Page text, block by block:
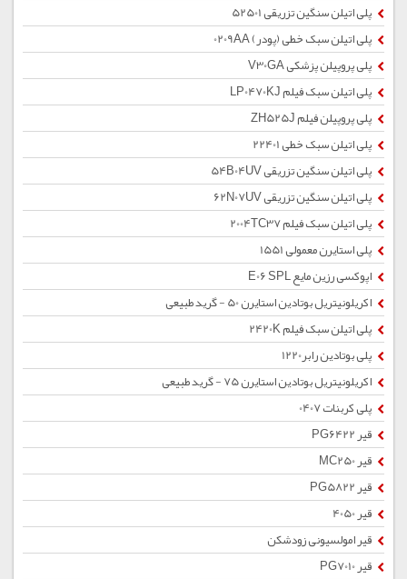
پلی اتیلن سنگین تزریقی 52501
پلی اتیلن سبک خطی (پودر) 0209AA
پلی پروپیلن پزشکی V30GA
پلی اتیلن سبک فیلم LP0470KJ
پلی پروپیلن فیلم ZH525J
پلی اتیلن سبک خطی 22401
پلی اتیلن سنگین تزریقی 54B04UV
پلی اتیلن سنگین تزریقی 62N07UV
پلی اتیلن سبک فیلم 2004TC37
پلی استایرن معمولی 1551
اپوکسی رزین مایع E06 SPL
اکریلونیتریل بوتادین استایرن 50 - گرید طبیعی
پلی اتیلن سبک فیلم 2420K
پلی بوتادین رابر1220
اکریلونیتریل بوتادین استایرن 75 - گرید طبیعی
پلی کربنات 0407
قیر PG6422
قیر MC250
قیر PG5822
قیر 4050
قیر امولسیونی زودشکن
قیر PG7010